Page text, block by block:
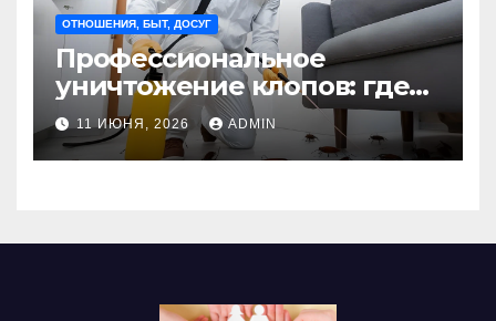
ОТНОШЕНИЯ, БЫТ, ДОСУГ
Профессиональное
уничтожение клопов: где
оно необходимо?
11 ИЮНЯ, 2026 ADMIN